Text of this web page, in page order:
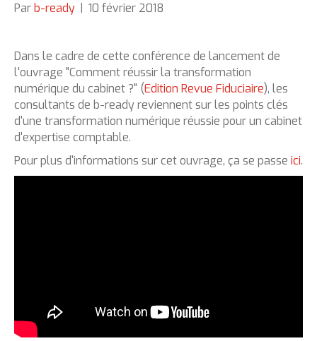
Par b-ready 10 février 2018
Dans le cadre de cette conférence de lancement de
l'ouvrage "Comment réussir la transformation
numérique du cabinet ?" (Edition Revue Fiduciaire), les
consultants de b-ready reviennent sur les points clés
d'une transformation numérique réussie pour un cabinet
d'expertise comptable.
Pour plus d'informations sur cet ouvrage, ça se passe ici.